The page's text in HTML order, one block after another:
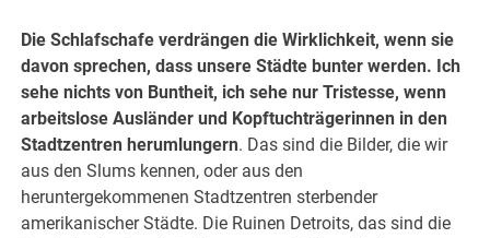
Die Schlafschafe verdrängen die Wirklichkeit, wenn sie
davon sprechen, dass unsere Städte bunter werden. Ich
sehe nichts von Buntheit, ich sehe nur Tristesse, wenn
arbeitslose Ausländer und Kopftuchträgerinnen in den
Stadtzentren herumlungern. Das sind die Bilder, die wir
aus den Slums kennen, oder aus den
heruntergekommenen Stadtzentren sterbender
amerikanischer Städte. Die Ruinen Detroits, das sind die